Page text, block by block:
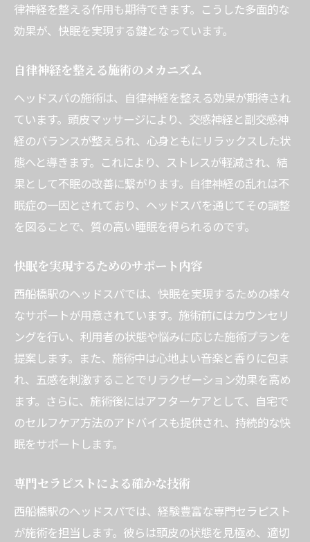
律神経を整える作用も期待できます。こうした多面的な
効果が、快眠を実現する鍵となっています。
自律神経を整える施術のメカニズム
ヘッドスパの施術は、自律神経を整える効果が期待され
ています。頭皮マッサージにより、交感神経と副交感神
経のバランスが整えられ、心身ともにリラックスした状
態へと導きます。これにより、ストレスが軽減され、結
果として不眠の改善に繋がります。自律神経の乱れは不
眠症の一因とされており、ヘッドスパを通じてその調整
を図ることで、質の高い睡眠を得られるのです。
快眠を実現するためのサポート内容
西船橋駅のヘッドスパでは、快眠を実現するための様々
なサポートが用意されています。施術前にはカウンセリ
ングを行い、利用者の状態や悩みに応じた施術プランを
提案します。また、施術中は心地よい音楽と香りに包ま
れ、五感を刺激することでリラクゼーション効果を高め
ます。さらに、施術後にはアフターケアとして、自宅で
のセルフケア方法のアドバイスも提供され、持続的な快
眠をサポートします。
専門セラピストによる確かな技術
西船橋駅のヘッドスパでは、経験豊富な専門セラピスト
が施術を担当します。彼らは頭皮の状態を見極め、適切